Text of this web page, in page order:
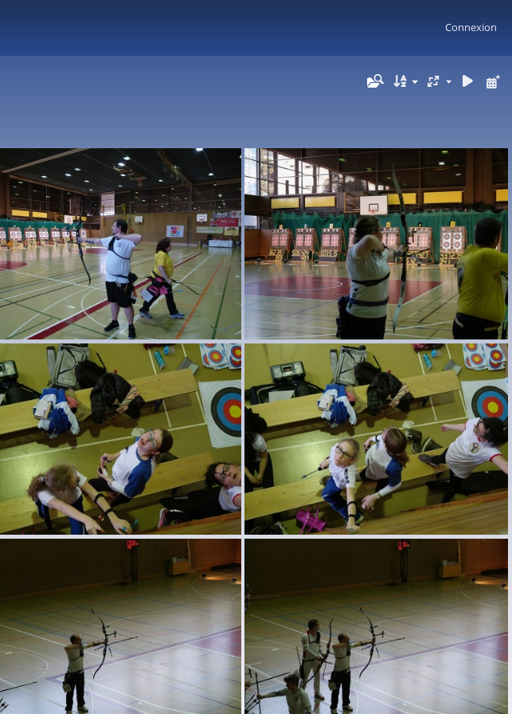
Connexion
SAM 4472 SAM 4471
SAM 4468 SAM 4467